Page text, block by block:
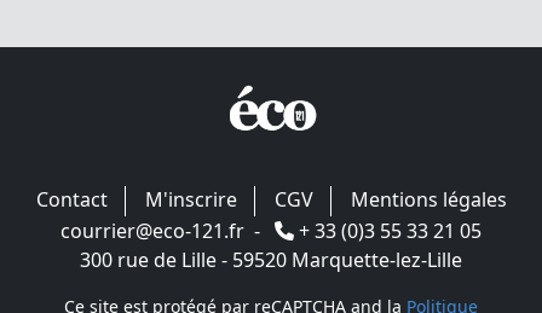
Contact M'inscrire CGV
Mentions légales
courrier@eco-121.fr -
+ 33 (0)3 55 33 21 05
300 rue de Lille - 59520 Marquette-lez-Lille
Ce site est protégé par reCAPTCHA and la Politique